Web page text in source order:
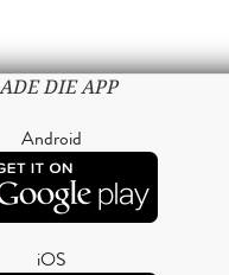
DIE APP
Android
iOS